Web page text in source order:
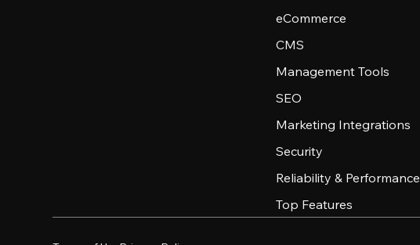
eCommerce
CMS
Management Tools
SEO
Marketing Integrations
Security
Reliability & Performance
Top Features